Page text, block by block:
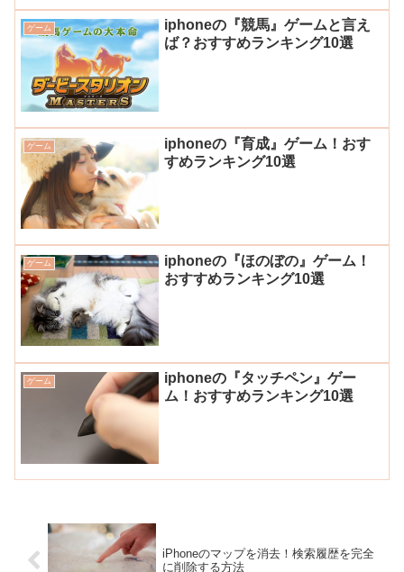
ゲーム
iphoneの『競馬』ゲームと言え
ば？おすすめランキング10選
ゲーム
iphoneの『育成』ゲーム！おす
すめランキング10選
ゲーム
iphoneの『ほのぼの』ゲーム！
おすすめランキング10選
ゲーム
iphoneの『タッチペン』ゲー
ム！おすすめランキング10選
iPhoneのマップを消去！検索履歴を完全
に削除する方法